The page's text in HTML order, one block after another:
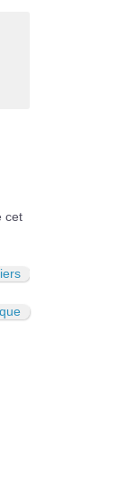
cet